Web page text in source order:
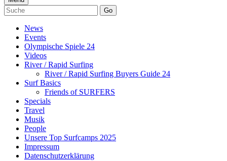
Go
News
Events
Olympische Spiele 24
Videos
River / Rapid Surfing
River / Rapid Surfing Buyers Guide 24
Surf Basics
Friends of SURFERS
Specials
Travel
Musik
People
Unsere Top Surfcamps 2025
Impressum
Datenschutzerklärung